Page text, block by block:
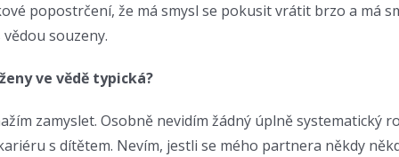
popostrčení, že má smysl se pokusit vrátit brzo a
souzeny.
ve vědě typická?
zamyslet. Osobně nevidím žádný úplně systematický
s dítětem. Nevím, jestli se mého partnera někdy